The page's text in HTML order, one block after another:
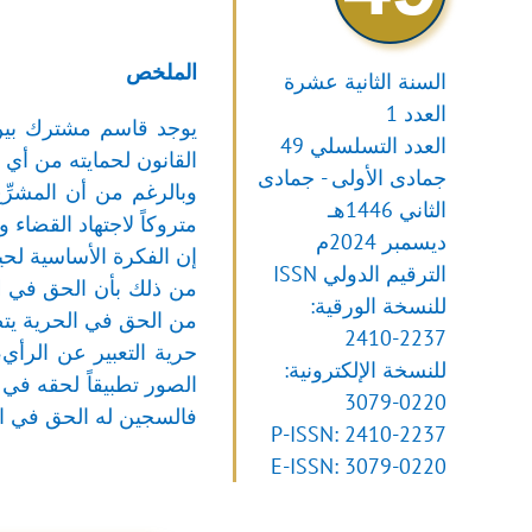
الملخص
يوجد قاسم مشترك
القانون لحمايته من
وبالرغم من أن
متروكاً لاجتهاد القضاء
إن الفكرة الأساسية
من ذلك بأن الحق في
من الحق في الحرية
حرية التعبير عن
الصور تطبيقاً لحقه
فالسجين له الحق في
السنة الثانية عشرة
العدد 1
العدد التسلسلي 49
جمادى الأولى - جمادى
الثاني 1446هـ
ديسمبر 2024م
الترقيم الدولي ISSN
للنسخة الورقية:
2410-2237
للنسخة الإلكترونية:
3079-0220
P-ISSN: 2410-2237
E-ISSN: 3079-0220